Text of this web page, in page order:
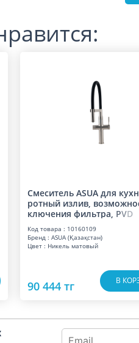
Смеситель ASUA для
ротный излив,
ключения фильтра, PVD
Код товара : 10160109
Бренд : ASUA (Қазақстан)
Цвет : Никель матовый
90 444 тг В